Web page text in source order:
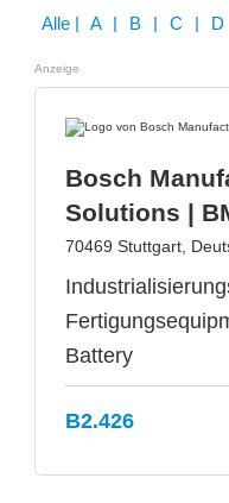
Alle | A | B | C | D | E | H | I | K | L | M | P | R | S | V |
Anzeige
Bosch
Solutions |
70469 Stuttgart,
Battery
B2.426